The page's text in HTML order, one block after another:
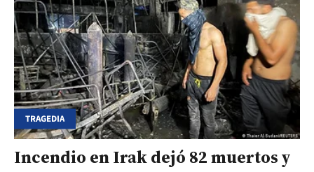
TRAGEDIA
Incendio en Irak dejó 82 muertos y